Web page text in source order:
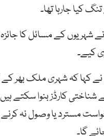
کیا جارہا تھا۔
شہریوں کے مسائل کا
کیے۔
نے کہا کہ شہری ملک بھر کے
شناختی کارڈز بنوا سکتے
مسترد یا وصول نہ
گا۔